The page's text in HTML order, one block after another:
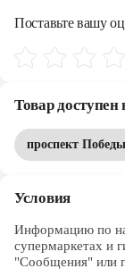
Поставьте вашу
Товар доступен
проспект
Условия
Информацию по
супермаркетах и
"Сообщения" или